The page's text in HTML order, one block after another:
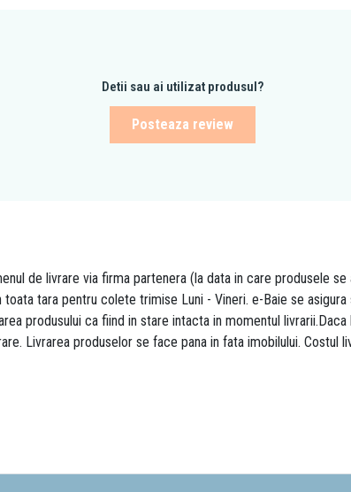
Detii sau ai utilizat produsul?
Posteaza review
de livrare via firma partenera (la data in care produsele
tara pentru colete trimise Luni - Vineri. e-Baie se
produsului ca fiind in stare intacta in momentul
Livrarea produselor se face pana in fata imobilului. Costul